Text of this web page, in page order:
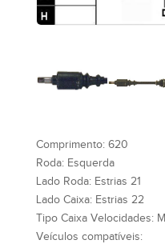
Comprimento: 620
Roda: Esquerda
Lado Roda: Estrias 21
Lado Caixa: Estrias 22
Tipo Caixa Velocidades:
Veículos compatíveis: